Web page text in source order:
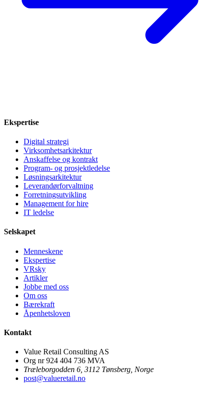
Ekspertise
Digital strategi
Virksomhetsarkitektur
Anskaffelse og kontrakt
Program- og prosjektledelse
Løsningsarkitektur
Leverandørforvaltning
Forretningsutvikling
Management for hire
IT ledelse
Selskapet
Menneskene
Ekspertise
VRsky
Artikler
Jobbe med oss
Om oss
Bærekraft
Åpenhetsloven
Kontakt
Value Retail Consulting AS
Org nr 924 404 736 MVA
Træleborgodden 6, 3112 Tønsberg, Norge
post@valueretail.no